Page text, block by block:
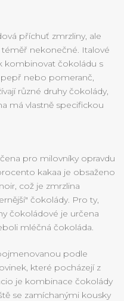
příchuť zmrzliny, ale
nekonečné. Italové
kombinovat čokoládu s
pepř nebo pomeranč,
různé druhy čokolády,
má vlastně specifickou
pro milovníky opravdu
kakaa je obsaženo
což je zmrzlina
čokolády. Pro ty,
čokoládové je určena
mléčná čokoláda.
podle
které pocházejí z
je kombinace čokolády
se zamíchanými kousky